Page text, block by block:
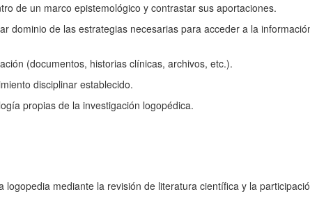
de un marco epistemológico y contrastar sus aportaciones.
dominio de las estrategias necesarias para acceder a la
(documentos, historias clínicas, archivos, etc.).
disciplinar establecido.
propias de la investigación logopédica.
mediante la revisión de literatura científica y la